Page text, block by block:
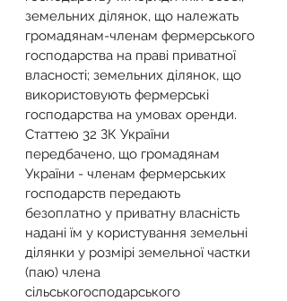
земельних ділянок, що належать
громадянам-членам фермерського
господарства на праві приватної
власності; земельних ділянок, що
використовують фермерські
господарства на умовах оренди.
Статтею 32 ЗК України
передбачено, що громадянам
України - членам фермерських
господарств передають
безоплатно у приватну власність
надані їм у користування земельні
ділянки у розмірі земельної частки
(паю) члена
сільськогосподарського